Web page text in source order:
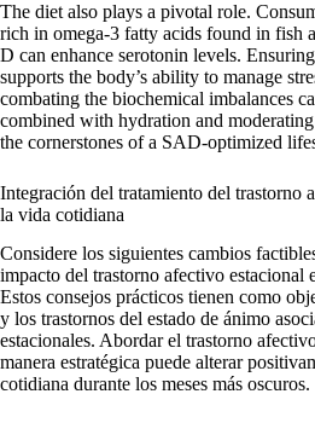
The diet also plays a pivotal role.
rich in omega-3 fatty acids found in fish
D can enhance serotonin levels.
supports the body’s ability to manage
combating the biochemical imbalances
combined with hydration and
the cornerstones of a SAD-optimized
Integración del tratamiento del trastorno
la vida cotidiana
Considere los siguientes cambios
impacto del trastorno afectivo estacional
Estos consejos prácticos tienen como
y los trastornos del estado de ánimo
estacionales. Abordar el trastorno
manera estratégica puede alterar
cotidiana durante los meses más oscuros.